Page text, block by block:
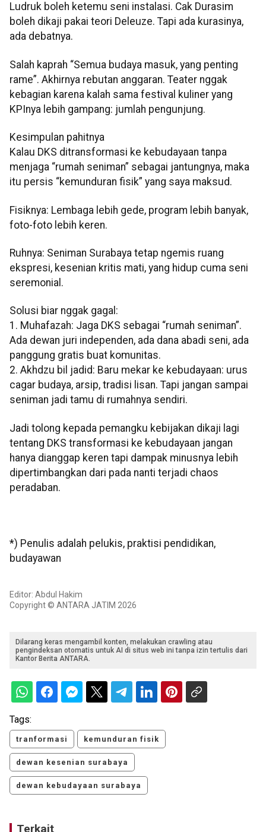
Ludruk boleh ketemu seni instalasi. Cak Durasim
boleh dikaji pakai teori Deleuze. Tapi ada kurasinya,
ada debatnya.
Salah kaprah “Semua budaya masuk, yang penting
rame”. Akhirnya rebutan anggaran. Teater nggak
kebagian karena kalah sama festival kuliner yang
KPInya lebih gampang: jumlah pengunjung.
Kesimpulan pahitnya
Kalau DKS ditransformasi ke kebudayaan tanpa
menjaga “rumah seniman” sebagai jantungnya, maka
itu persis “kemunduran fisik” yang saya maksud.
Fisiknya: Lembaga lebih gede, program lebih banyak,
foto-foto lebih keren.
Ruhnya: Seniman Surabaya tetap ngemis ruang
ekspresi, kesenian kritis mati, yang hidup cuma seni
seremonial.
Solusi biar nggak gagal:
1. Muhafazah: Jaga DKS sebagai “rumah seniman”.
Ada dewan juri independen, ada dana abadi seni, ada
panggung gratis buat komunitas.
2. Akhdzu bil jadid: Baru mekar ke kebudayaan: urus
cagar budaya, arsip, tradisi lisan. Tapi jangan sampai
seniman jadi tamu di rumahnya sendiri.
Jadi tolong kepada pemangku kebijakan dikaji lagi
tentang DKS transformasi ke kebudayaan jangan
hanya dianggap keren tapi dampak minusnya lebih
dipertimbangkan dari pada nanti terjadi chaos
peradaban.
*) Penulis adalah pelukis, praktisi pendidikan,
budayawan
Editor: Abdul Hakim
Copyright © ANTARA JATIM 2026
Dilarang keras mengambil konten, melakukan crawling atau
pengindeksan otomatis untuk AI di situs web ini tanpa izin tertulis dari
Kantor Berita ANTARA.
Tags:
tranformasi kemunduran fisik
dewan kesenian surabaya
dewan kebudayaan surabaya
Terkait